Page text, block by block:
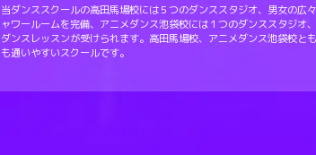
当ダンススクールの高田馬場校には５つのダンススタジオ、男女の広
ャワールームを完備、アニメダンス池袋校には１つのダンススタジオ
ダンスレッスンが受けられます。高田馬場校、アニメダンス池袋校と
も通いやすいスクールです。